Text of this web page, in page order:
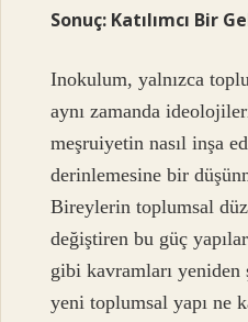
Sonuç: Katılımcı Bir
Inokulum, yalnızca
aynı zamanda
meşruiyetin nasıl inşa
derinlemesine bir
Bireylerin toplumsal
değiştiren bu güç
gibi kavramları
yeni toplumsal yapı ne